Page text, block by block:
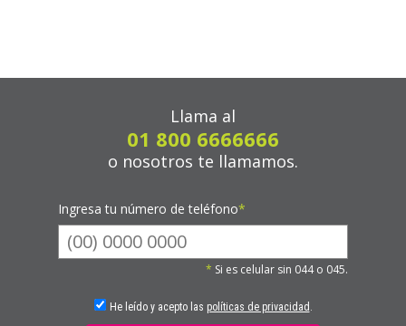
Llama al
01 800 6666666
o nosotros te llamamos.
Ingresa tu número de teléfono*
* Si es celular sin 044 o 045.
He leído y acepto las políticas de privacidad